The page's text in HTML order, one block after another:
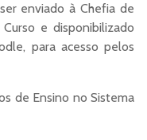
enviado à Chefia de
e disponibilizado
para acesso pelos
de Ensino no Sistema